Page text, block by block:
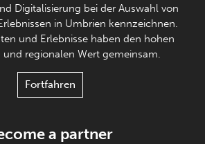
Digitalisierung bei der Auswahl von
in Umbrien kennzeichnen.
und Erlebnisse haben den hohen
regionalen Wert gemeinsam.
Fortfahren
a partner